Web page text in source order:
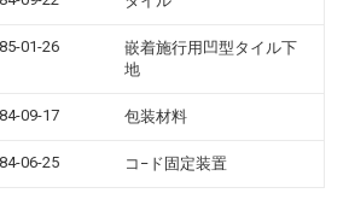
01-26
嵌着施行用凹型タイル下
地
09-17 包装材料
06-25 コ−ド固定装置